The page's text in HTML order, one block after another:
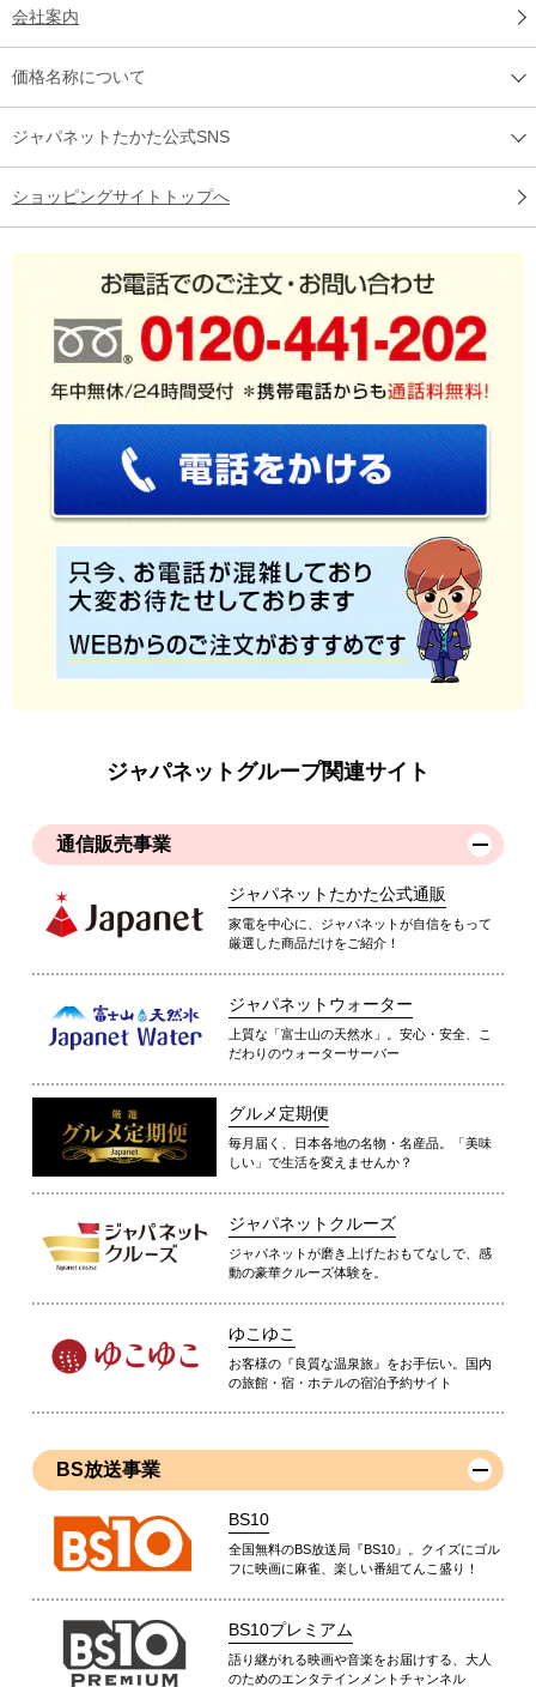
会社案内
価格名称について
ジャパネットたかた公式SNS
ショッピングサイトトップへ
ジャパネットグループ関連サイト
通信販売事業
ジャパネットたかた公式通販
家電を中心に、ジャパネットが自信をもって
厳選した商品だけをご紹介！
ジャパネットウォーター
上質な「富士山の天然水」。安心・安全、こ
だわりのウォーターサーバー
グルメ定期便
毎月届く、日本各地の名物・名産品。「美味
しい」で生活を変えませんか？
ジャパネットクルーズ
ジャパネットが磨き上げたおもてなしで、感
動の豪華クルーズ体験を。
ゆこゆこ
お客様の『良質な温泉旅』をお手伝い。国内
の旅館・宿・ホテルの宿泊予約サイト
BS放送事業
BS10
全国無料のBS放送局『BS10』。クイズにゴル
フに映画に麻雀、楽しい番組てんこ盛り！
BS10プレミアム
語り継がれる映画や音楽をお届けする、大人
のためのエンタテインメントチャンネル